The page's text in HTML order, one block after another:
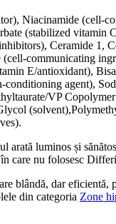
Niacinamide (cell-
(stabilized
Ceramide 1,
communicating
E/antioxidant),
agent),
VP
luminos și
care nu folosesc
blândă, dar eficientă,
din categoria Zone